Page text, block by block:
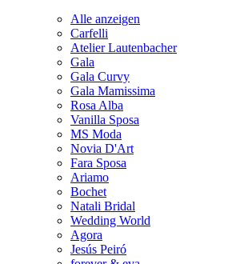
Alle anzeigen
Carfelli
Atelier Lautenbacher
Gala
Gala Curvy
Gala Mamissima
Rosa Alba
Vanilla Sposa
MS Moda
Novia D'Art
Fara Sposa
Ariamo
Bochet
Natali Bridal
Wedding World
Agora
Jesús Peiró